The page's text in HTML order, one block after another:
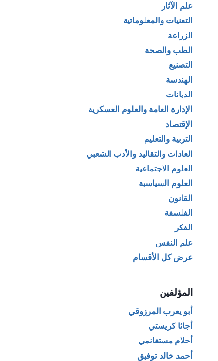
علم الآثار
التقنيات والمعلوماتية
الزراعة
الطب والصحة
التصنيع
الهندسة
الديانات
الإدارة العامة والعلوم العسكرية
الإقتصاد
التربية والتعليم
العادات والتقاليد والأدب الشعبي
العلوم الاجتماعية
العلوم السياسية
القانون
الفلسفة
الفكر
علم النفس
عرض كل الأقسام
المؤلفين
أبو يعرب المرزوقي
أجاثا كريستي
أحلام مستغانمي
أحمد خالد توفيق